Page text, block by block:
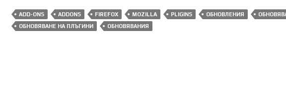
ADD-ONS ADDONS FIREFOX MOZILLA PLIGINS ОБНОВЛЕНИЯ
ОБНОВЯВАНЕ НА ПЛЪГИНИ
ОБНОВЯВАНИЯ